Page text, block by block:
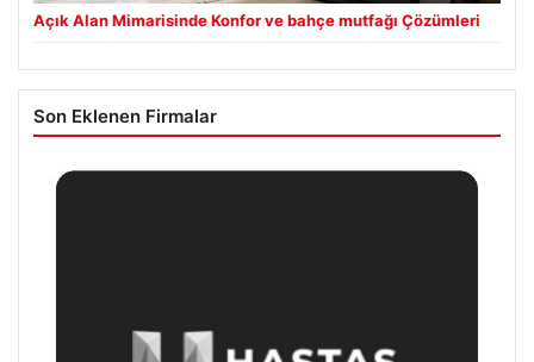
Açık Alan Mimarisinde Konfor ve bahçe mutfağı Çözümleri
Son Eklenen Firmalar